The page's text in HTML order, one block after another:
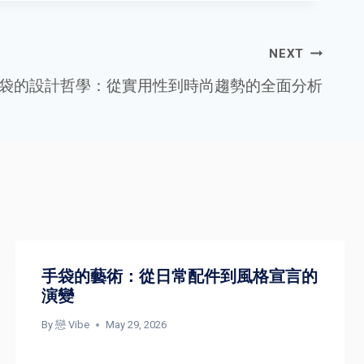
NEXT
的設計哲學：從實用性到時尚趨勢的全面分析
手袋的藝術：從日常配件到風格宣言的
演變
By 戀 Vibe May 29, 2026